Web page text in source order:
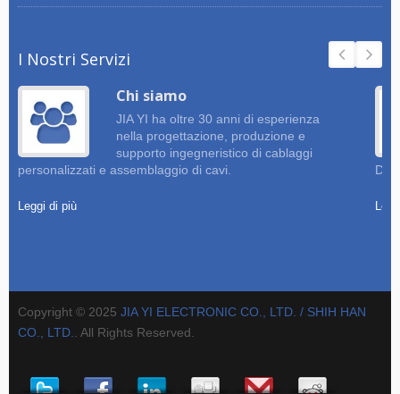
I Nostri Servizi
Chi siamo
JIA YI ha oltre 30 anni di esperienza
nella progettazione, produzione e
supporto ingegneristico di cablaggi
personalizzati e assemblaggio di cavi.
Leggi di più
Copyright © 2025 JIA YI ELECTRONIC CO., LTD. / SHIH HAN
CO., LTD.. All Rights Reserved.